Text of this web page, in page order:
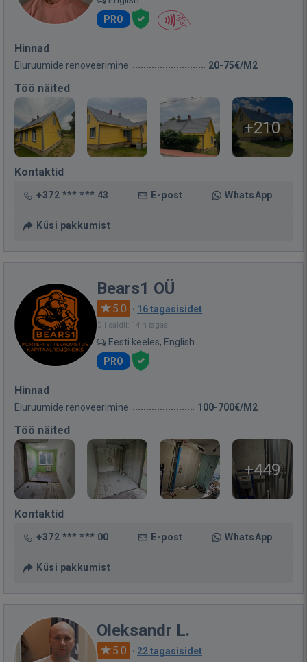
PRO
Hinnad
Eluruumide renoveerimine 20-75€/M2
Töö näited
+210
Kontaktid
+372 *** *** 43 E-post WhatsApp
Küsi pakkumist
Bears1 OÜ
5.0 · 16 tagasisidet
Oli saidil: 14 h tagasi
Eesti keeles, English
PRO
Hinnad
Eluruumide renoveerimine 100-700€/M2
Töö näited
+449
Kontaktid
+372 *** *** 00 E-post WhatsApp
Küsi pakkumist
Oleksandr L.
5.0 · 22 tagasisidet